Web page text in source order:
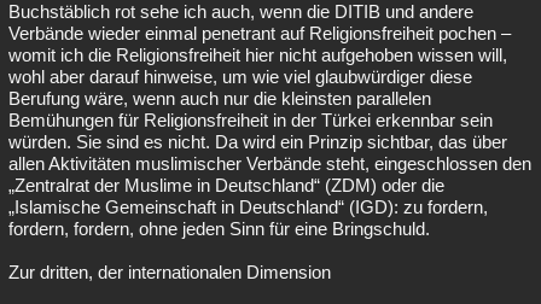
Buchstäblich rot sehe ich auch, wenn die DITIB und andere
Verbände wieder einmal penetrant auf Religionsfreiheit pochen –
womit ich die Religionsfreiheit hier nicht aufgehoben wissen will,
wohl aber darauf hinweise, um wie viel glaubwürdiger diese
Berufung wäre, wenn auch nur die kleinsten parallelen
Bemühungen für Religionsfreiheit in der Türkei erkennbar sein
würden. Sie sind es nicht. Da wird ein Prinzip sichtbar, das über
allen Aktivitäten muslimischer Verbände steht, eingeschlossen den
„Zentralrat der Muslime in Deutschland“ (ZDM) oder die
„Islamische Gemeinschaft in Deutschland“ (IGD): zu fordern,
fordern, fordern, ohne jeden Sinn für eine Bringschuld.
Zur dritten, der internationalen Dimension